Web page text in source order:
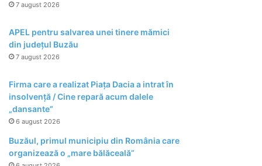
7 august 2026
APEL pentru salvarea unei tinere mămici
din județul Buzău
7 august 2026
Firma care a realizat Piața Dacia a intrat în
insolvență / Cine repară acum dalele
„dansante”
6 august 2026
Buzăul, primul municipiu din România care
organizează o „mare bălăceală”